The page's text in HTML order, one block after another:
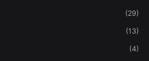
(29)
(13)
(4)